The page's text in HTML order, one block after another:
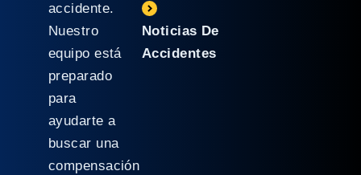
accidente.
Nuestro
equipo está
preparado
para
ayudarte a
buscar una
compensación
Noticias De
Accidentes